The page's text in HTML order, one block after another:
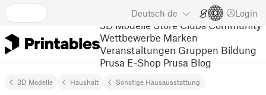
Deutsch de Login
3D Modelle Store Clubs Community
Wettbewerbe Marken
Veranstaltungen Gruppen Bildung
Prusa E-Shop Prusa Blog
3D Modelle Haushalt Sonstige Hausausstattung